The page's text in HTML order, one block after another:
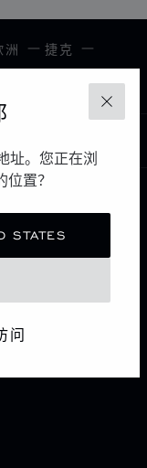
关闭
址。您正在浏
置？
STATES
问
洲
捷克